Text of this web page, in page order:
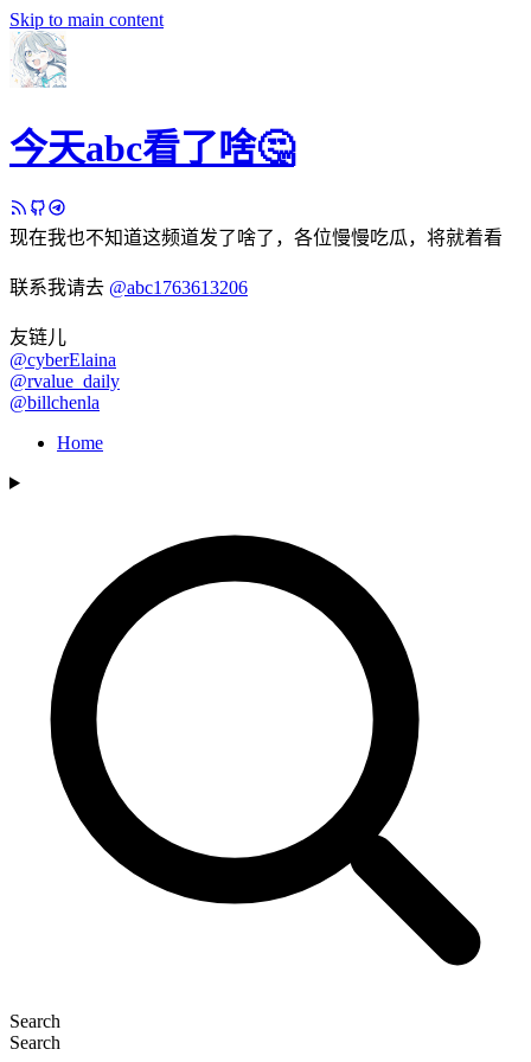
Skip to main content
今天abc看了啥🤔
现在我也不知道这频道发了啥了，各位慢慢吃瓜，将就着看
联系我请去 @abc1763613206
友链儿
@cyberElaina
@rvalue_daily
@billchenla
Home
Search
Search